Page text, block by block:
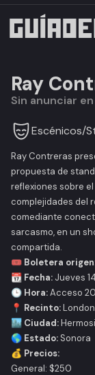
Ray
Sin anunciar
Escénicos/
Ray Contreras
propuesta de
reflexiones sobre
complejidades del
comediante
sarcasmo, en un
compartida.
🎟️ Boletera
📆 Fecha: Jueves
🕒 Hora:Acceso
📍 Recinto:
🏙️ Ciudad:
🌎 Estado: Sonora
💰 Precios:
General: $250